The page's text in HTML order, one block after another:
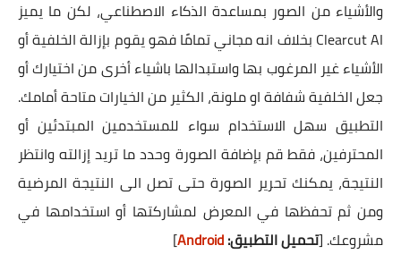
والأشياء من الصور بمساعدة الذكاء الاصطناعي، لكن ما يميز
Clearcut AI بخلاف انه مجاني تمامًا فهو يقوم بإزالة الخلفية أو
الأشياء غير المرغوب بها واستبدالها باشياء أخرى من اختيارك أو
جعل الخلفية شفافة او ملونة، الكثير من الخيارات متاحة أمامك.
التطبيق سهل الاستخدام سواء للمستخدمين المبتدئين أو
المحترفين، فقط قم بإضافة الصورة وحدد ما تريد إزالته وانتظر
النتيجة، يمكنك تحرير الصورة حتى تصل الى النتيجة المرضية
ومن ثم تحفظها في المعرض لمشاركتها أو استخدامها في
مشروعك. [تحميل التطبيق:Android
]